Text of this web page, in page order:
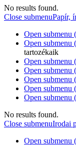
No results found.
Close submenuPapír,
Open submenu
Open submenu
tartozékaik
Open submenu
Open submenu
Open submenu
Open submenu
Open submenu
No results found.
Close submenuIrodai
Open submenu